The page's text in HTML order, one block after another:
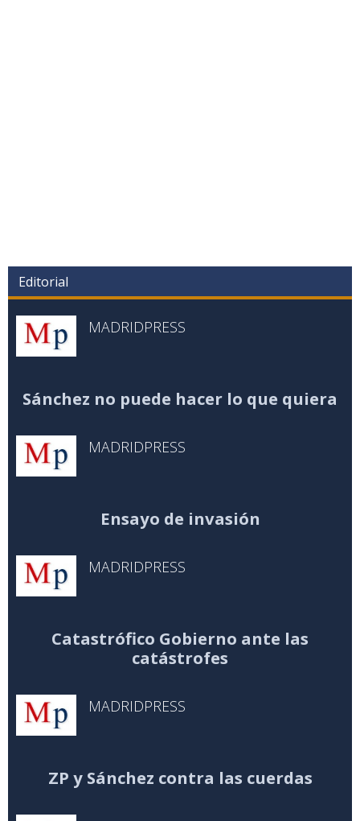
Editorial
MADRIDPRESS
Sánchez no puede hacer lo que quiera
MADRIDPRESS
Ensayo de invasión
MADRIDPRESS
Catastrófico Gobierno ante las
catástrofes
MADRIDPRESS
ZP y Sánchez contra las cuerdas